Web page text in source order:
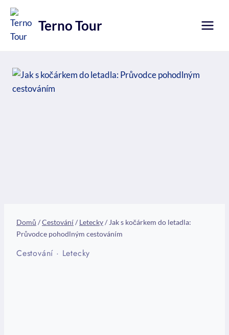
Přeskočit
obsah
Terno Tour
Domů /Cestování/ Letecky/ Jak s kočárkem do letadla:
Průvodce pohodlným cestováním
Cestování · Letecky